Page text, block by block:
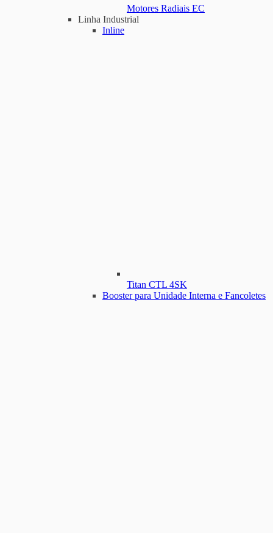
Motores Radiais EC
Linha Industrial
Inline
Titan CTL 4SK
Booster para Unidade Interna e Fancoletes